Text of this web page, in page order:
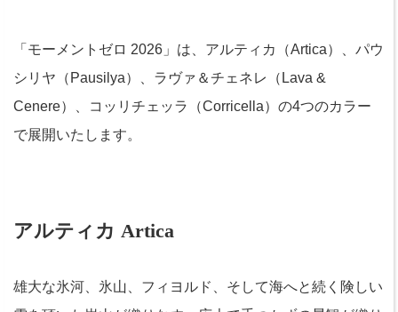
「モーメントゼロ 2026」は、アルティカ（Artica）、パウ
シリヤ（Pausilya）、ラヴァ＆チェネレ（Lava &
Cenere）、コッリチェッラ（Corricella）の4つのカラー
で展開いたします。
アルティカ Artica
雄大な氷河、氷山、フィヨルド、そして海へと続く険しい